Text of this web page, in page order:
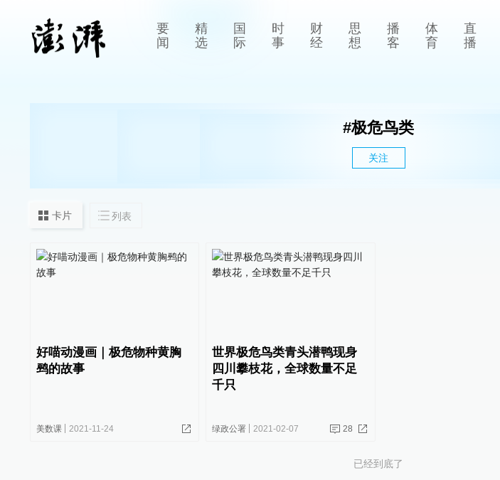
要
闻
精
选
国
际
时
事
财
经
思
想
播
客
体
育
直
播
#极危鸟类
关注
卡片 列表
好喵动漫画｜极危物种黄胸
鹀的故事
美数课 2021-11-24
世界极危鸟类青头潜鸭现身
四川攀枝花，全球数量不足
千只
绿政公署 2021-02-07 28
已经到底了